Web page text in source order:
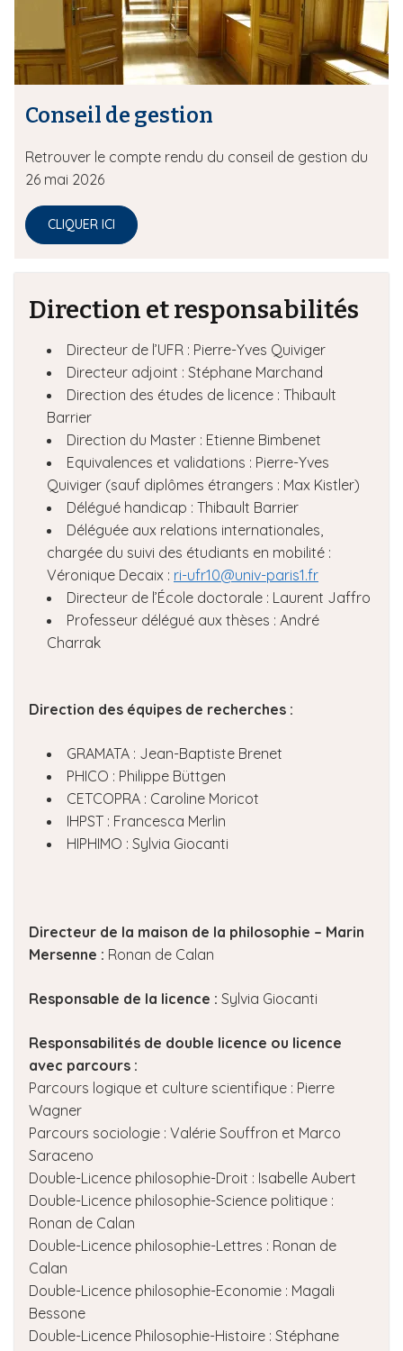
Conseil de gestion
Retrouver le compte rendu du conseil de gestion du
26 mai 2026
CLIQUER ICI
Direction et responsabilités
Directeur de l’UFR : Pierre-Yves Quiviger
Directeur adjoint : Stéphane Marchand
Direction des études de licence : Thibault
Barrier
Direction du Master : Etienne Bimbenet
Equivalences et validations : Pierre-Yves
Quiviger (sauf diplômes étrangers : Max Kistler)
Délégué handicap : Thibault Barrier
Déléguée aux relations internationales,
chargée du suivi des étudiants en mobilité :
Véronique Decaix : ri-ufr10@univ-paris1.fr
Directeur de l’École doctorale : Laurent Jaffro
Professeur délégué aux thèses : André
Charrak
Direction des équipes de recherches :
GRAMATA : Jean-Baptiste Brenet
PHICO : Philippe Büttgen
CETCOPRA : Caroline Moricot
IHPST : Francesca Merlin
HIPHIMO : Sylvia Giocanti
Directeur de la maison de la philosophie – Marin
Mersenne : Ronan de Calan
Responsable de la licence : Sylvia Giocanti
Responsabilités de double licence ou licence
avec parcours :
Parcours logique et culture scientifique : Pierre
Wagner
Parcours sociologie : Valérie Souffron et Marco
Saraceno
Double-Licence philosophie-Droit : Isabelle Aubert
Double-Licence philosophie-Science politique :
Ronan de Calan
Double-Licence philosophie-Lettres : Ronan de
Calan
Double-Licence philosophie-Economie : Magali
Bessone
Double-Licence Philosophie-Histoire : Stéphane